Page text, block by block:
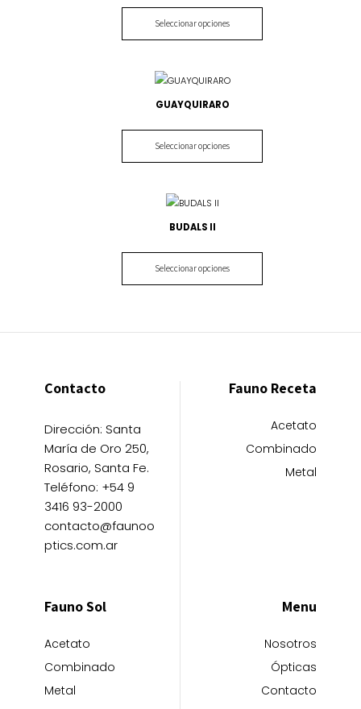
Seleccionar opciones
GUAYQUIRARO
Seleccionar opciones
BUDALS II
Seleccionar opciones
Contacto
Dirección: Santa
María de Oro 250,
Rosario, Santa Fe.
Teléfono: +54 9
3416 93-2000
contacto@faunoo
ptics.com.ar
Fauno Receta
Acetato
Combinado
Metal
Fauno Sol
Acetato
Combinado
Metal
Menu
Nosotros
Ópticas
Contacto